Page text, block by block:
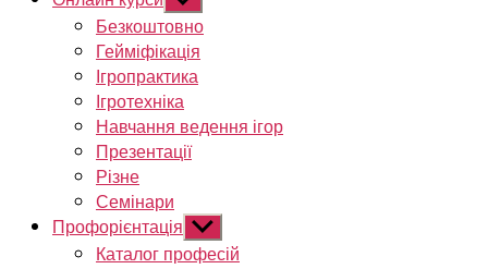
підменю
Безкоштовно
Гейміфікація
Ігропрактика
Ігротехніка
Навчання ведення ігор
Презентації
Різне
Семінари
Профорієнтація Показати
підменю
Каталог професій